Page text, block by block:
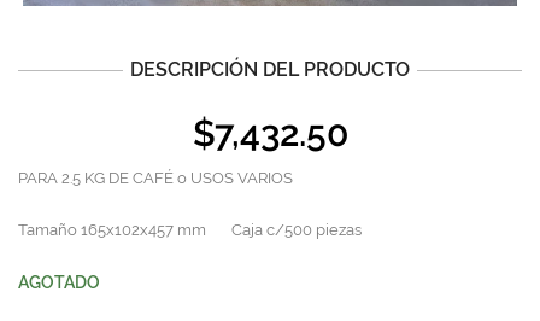
DESCRIPCIÓN DEL PRODUCTO
$7,432.50
PARA 2.5 KG DE CAFÉ o USOS VARIOS
Tamaño 165x102x457 mm Caja c/500 piezas
AGOTADO